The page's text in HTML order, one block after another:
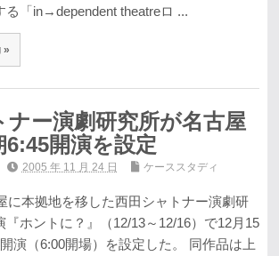
る「in→dependent theatreロ ...
»
ナー演劇研究所が名古屋
6:45開演を設定
2005 年 11 月 24 日 ケーススタディ
に本拠地を移した西田シャトナー演劇研
『ホントに？』（12/13～12/16）で12月15
演（6:00開場）を設定した。 同作品は上